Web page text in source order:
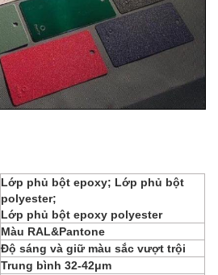
Lớp phủ bột epoxy; Lớp phủ bột
polyester;
Lớp phủ bột epoxy polyester
Màu RAL&Pantone
Độ sáng và giữ màu sắc vượt trội
Trung bình 32-42μm